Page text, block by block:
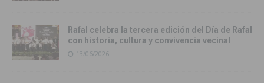
Rafal celebra la tercera edición del Día de Rafal
con historia, cultura y convivencia vecinal
13/06/2026